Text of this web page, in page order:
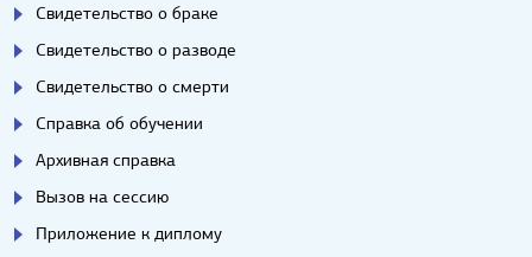
Свидетельство о браке
Свидетельство о разводе
Свидетельство о смерти
Справка об обучении
Архивная справка
Вызов на сессию
Приложение к диплому